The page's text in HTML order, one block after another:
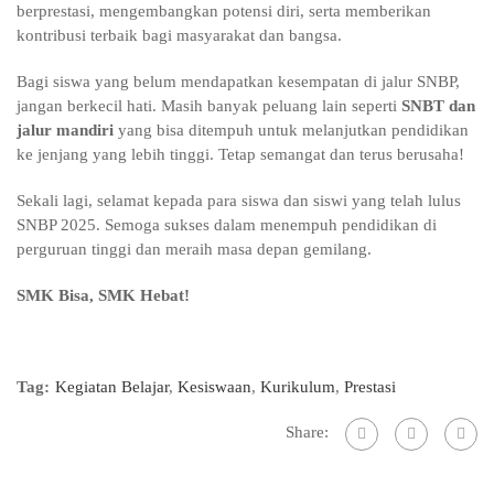
berprestasi, mengembangkan potensi diri, serta memberikan
kontribusi terbaik bagi masyarakat dan bangsa.
Bagi siswa yang belum mendapatkan kesempatan di jalur SNBP,
jangan berkecil hati. Masih banyak peluang lain seperti SNBT dan
jalur mandiri yang bisa ditempuh untuk melanjutkan pendidikan
ke jenjang yang lebih tinggi. Tetap semangat dan terus berusaha!
Sekali lagi, selamat kepada para siswa dan siswi yang telah lulus
SNBP 2025. Semoga sukses dalam menempuh pendidikan di
perguruan tinggi dan meraih masa depan gemilang.
SMK Bisa, SMK Hebat!
Tag: Kegiatan Belajar, Kesiswaan, Kurikulum, Prestasi
Share: